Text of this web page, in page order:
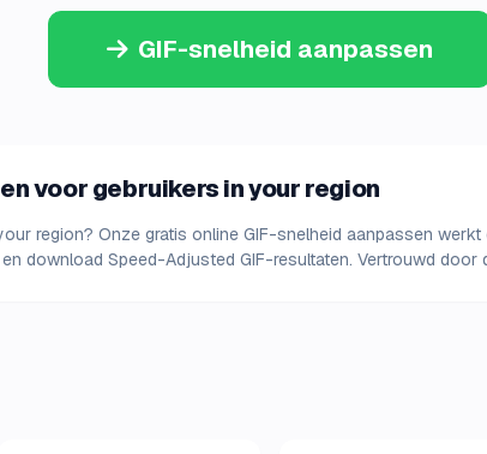
GIF-snelheid aanpassen
voor gebruikers in your region
region? Onze gratis online GIF-snelheid aanpassen
download Speed-Adjusted GIF-resultaten. Vertrouwd door